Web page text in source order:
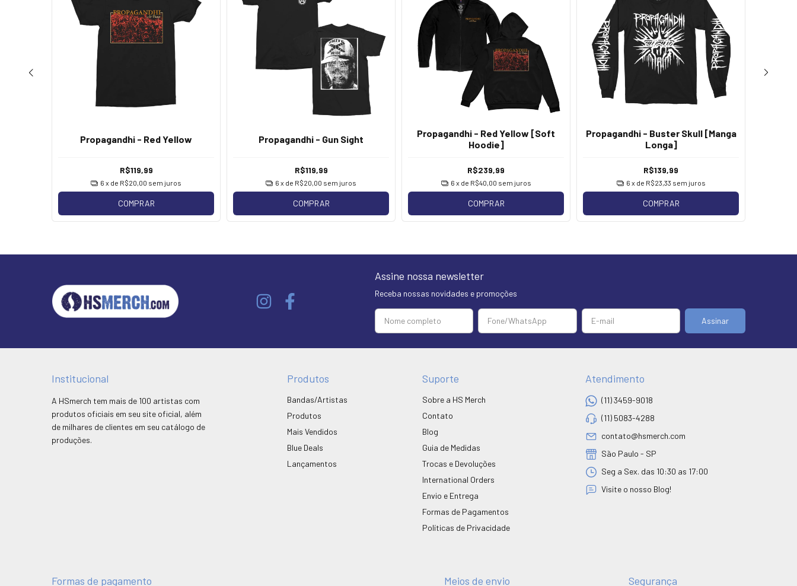
Propagandhi - Red Yellow
R$119,99
6 x de R$20,00 sem juros
COMPRAR
Propagandhi - Gun Sight
R$119,99
6 x de R$20,00 sem juros
COMPRAR
Propagandhi - Red Yellow [Soft
Hoodie]
R$239,99
6 x de R$40,00 sem juros
COMPRAR
Propagandhi - Buster Skull [Manga
Longa]
R$139,99
6 x de R$23,33 sem juros
COMPRAR
Assine nossa newsletter
Receba nossas novidades e promoções
Institucional
A HSmerch tem mais de 100 artistas com
produtos oficiais em seu site oficial, além
de milhares de clientes em seu catálogo de
produções.
Produtos
Bandas/Artistas
Produtos
Mais Vendidos
Blue Deals
Lançamentos
Suporte
Sobre a HS Merch
Contato
Blog
Guia de Medidas
Trocas e Devoluções
International Orders
Envio e Entrega
Formas de Pagamentos
Políticas de Privacidade
Atendimento
(11) 3459-9018
(11) 5083-4288
contato@hsmerch.com
São Paulo - SP
Seg a Sex. das 10:30 as 17:00
Visite o nosso Blog!
Formas de pagamento Meios de envio Segurança